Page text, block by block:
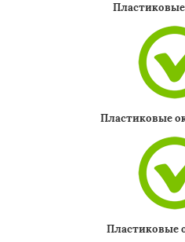
Пластиковые
Пластиковые